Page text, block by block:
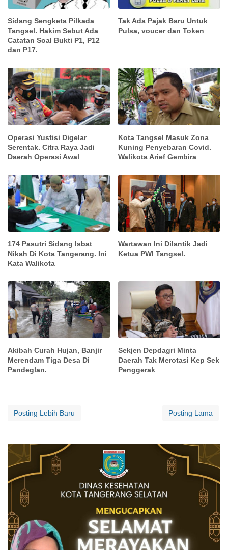
Sidang Sengketa Pilkada
Tangsel. Hakim Sebut Ada
Catatan Soal Bukti P1, P12
dan P17.
Tak Ada Pajak Baru Untuk
Pulsa, voucer dan Token
Operasi Yustisi Digelar
Serentak. Citra Raya Jadi
Daerah Operasi Awal
Kota Tangsel Masuk Zona
Kuning Penyebaran Covid.
Walikota Arief Gembira
174 Pasutri Sidang Isbat
Nikah Di Kota Tangerang. Ini
Kata Walikota
Wartawan Ini Dilantik Jadi
Ketua PWI Tangsel.
Akibah Curah Hujan, Banjir
Merendam Tiga Desa Di
Pandeglan.
Sekjen Depdagri Minta
Daerah Tak Merotasi Kep Sek
Penggerak
Posting Lebih Baru Posting Lama